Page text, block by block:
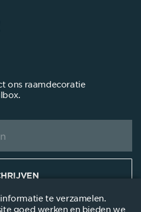
te verzamelen.
goed werken en bieden we
ons raamdecoratie